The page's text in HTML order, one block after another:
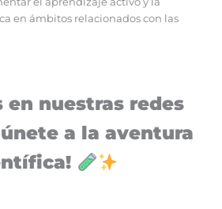
en ámbitos relacionados con las
en nuestras redes
a la aventura